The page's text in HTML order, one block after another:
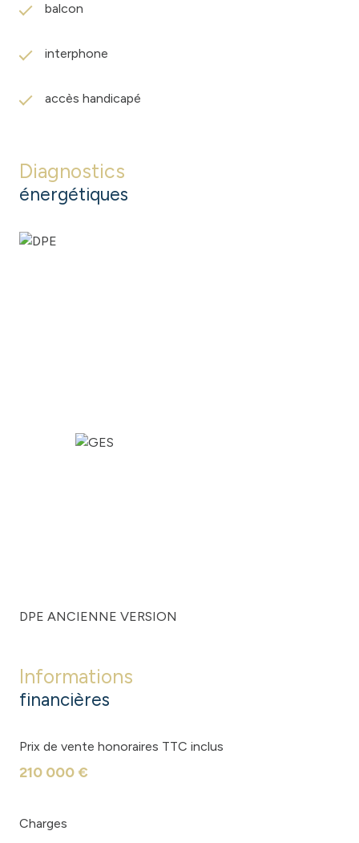
balcon
interphone
accès handicapé
Diagnostics
énergétiques
DPE ANCIENNE VERSION
Informations
financières
Prix de vente honoraires TTC inclus
210 000 €
Charges